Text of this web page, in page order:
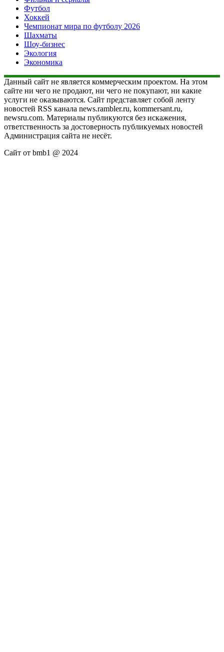
Футбол
Хоккей
Чемпионат мира по футболу 2026
Шахматы
Шоу-бизнес
Экология
Экономика
Данный сайт не является коммерческим проектом. На этом
сайте ни чего не продают, ни чего не покупают, ни какие
услуги не оказываются. Сайт представляет собой ленту
новостей RSS канала news.rambler.ru, kommersant.ru,
newsru.com. Материалы публикуются без искажения,
ответственность за достоверность публикуемых новостей
Администрация сайта не несёт.
Сайт от bmb1 @ 2024